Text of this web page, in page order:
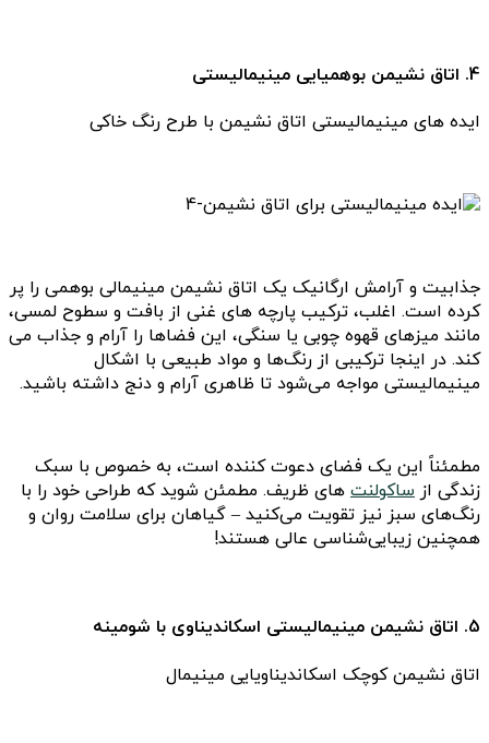
4. اتاق نشیمن بوهمیایی مینیمالیستی
ایده های مینیمالیستی اتاق نشیمن با طرح رنگ خاکی
جذابیت و آرامش ارگانیک یک اتاق نشیمن مینیمالی بوهمی را پر
کرده است. اغلب، ترکیب پارچه های غنی از بافت و سطوح لمسی،
مانند میزهای قهوه چوبی یا سنگی، این فضاها را آرام و جذاب می
کند. در اینجا ترکیبی از رنگ‌ها و مواد طبیعی با اشکال
مینیمالیستی مواجه می‌شود تا ظاهری آرام و دنج داشته باشید.
مطمئناً این یک فضای دعوت کننده است، به خصوص با سبک
زندگی از ساکولنت های ظریف. مطمئن شوید که طراحی خود را با
رنگ‌های سبز نیز تقویت می‌کنید – گیاهان برای سلامت روان و
همچنین زیبایی‌شناسی عالی هستند!
5. اتاق نشیمن مینیمالیستی اسکاندیناوی با شومینه
اتاق نشیمن کوچک اسکاندیناویایی مینیمال